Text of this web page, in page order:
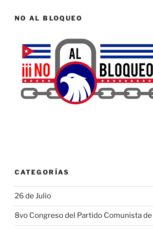
NO AL BLOQUEO
CATEGORÍAS
26 de Julio
8vo Congreso del Partido Comunista de